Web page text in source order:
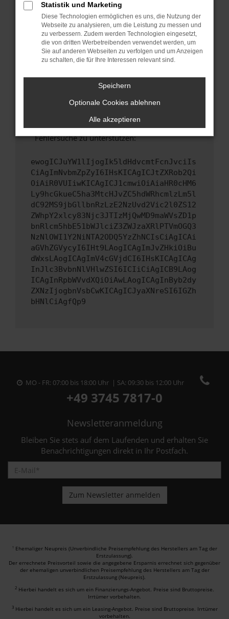
Betriebssystem auf dem neuesten Stand
sind.
Veraltete Software birgt nicht nur ein
Sicherheitsrisiko, sondern kann auch dazu
führen, dass bestimmte Funktionen nicht mehr
unterstützt werden.
Wende dich an den Webseitenbetreiber.
Wenn du alle oben genannten Schritte versucht
hast, kontaktiere uns bitte. Wir werden
versuchen, das Problem zu beheben. Du kannst
uns diesen Text schicken, um uns bei der
Fehlersuche zu unterstützen:
ewogICJuYW1lIjogIk5ldHdvcmtFcnJvciIs
CiAgImNvbmZpZyI6IHsKICAgICJtZXRob2Qi
OiAiR0VUIiwKICAgICJ1cmwiOiAiaHR0cHM6
Ly9hcGkueC5ha3MtcHJvZC5hdWRhcmlzLm5l
dC92MS9jbGllbnRzLzE2NzUvd2Vic2l0ZS12
ZWhpY2xlcy83Njc3JTIzMjQwMD9maWVsZD1p
bnRlcm5hbE51bWJlciZ3ZWJzaXRlPTVmOGQ3
NzNlOWI1Y2NiNTA2ODQ5YzZhNCIsCiAgICAi
aGVhZGVycyI6IHt9LAogICAgImJvZHkiOiBu
dWxsLAogICAgImV4cGVjdCI6IHsKICAgICAg
InJlc3BvbnNlVHlwZSI6ICIiCiAgICB9LAog
ICAgInRpbWVvdXQiOiAwLAogICAgInByb2dy
ZXNzIjogbnVsbCwKICAgICJyaXNreSI6IGZh
bHNlCiAgfQp9
MO - FR: 07:00 bis 18:00 Uhr | SA: 09:30 bis 12:00 Uhr
+49 3745 7817-0
Newsletteranmeldung
Bleiben Sie stets auf dem Laufenden und erhalten Sie
Benachrichtigungen direkt in Ihr Postfach.
1 Ehemaliger Neupreis (Unverbindliche Preisempfehlung des Herstellers am Tag der
Erstzulassung).
Der errechnete Preisvorteil sowie die angegebene Ersparnis errechnet sich gegenüber
der ehemaligen unverbindlichen Preisempfehlung des Herstellers am Tag der
Erstzulassung (Neupreis).
2 Hierbei handelt es sich um ein Finanzierungs-Angebot. Preise sind Bruttopreise.
Irrtümer vorbehalten.
3 Hierbei handelt es sich um ein Leasing-Angebot. Preise sind Bruttopreise. Irrtümer
vorbehalten.
Statistik und Marketing
Diese Technologien ermöglichen es uns, die Nutzung der
Webseite zu analysieren, um die Leistung zu messen und
zu verbessern. Zudem werden Technologien eingesetzt,
die von dritten Werbetreibenden verwendet werden, um
Sie auf anderen Webseiten zu verfolgen und um Anzeigen
zu schalten, die für Ihre Interessen relevant sind.
Speichern
Optionale Cookies ablehnen
Alle akzeptieren